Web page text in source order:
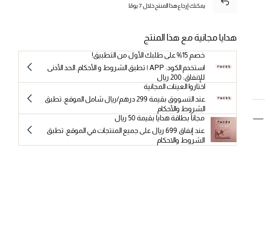
يمكنك إرجاع هذا المنتج خلال 7 يومًا.
هدايا مجانية مع هذا المنتج
خصم 15% على طلبك الأول من التطبيق!
استخدم الكود: APP | تطبق الشروط و الأحكام. الحد الأدنى
للإنفاق: 200 ريال
اختاروا العينات المجانية
عند التسووق بقيمة 299 درهم/ريال شامل الموقع. تطبق
الشروط والأحكام
مجاناً بطاقة هدايا بقيمة 50 ريال
عند إنفاق 699 ريال على جميع المنتجات في الموقع. تطبق
الشروط والاحكام